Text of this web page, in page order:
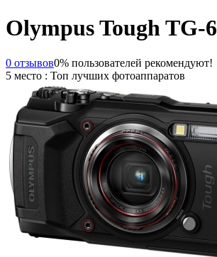
Olympus Tough TG-6
0 отзывов0% пользователей рекомендуют!
5 место : Топ лучших фотоаппаратов